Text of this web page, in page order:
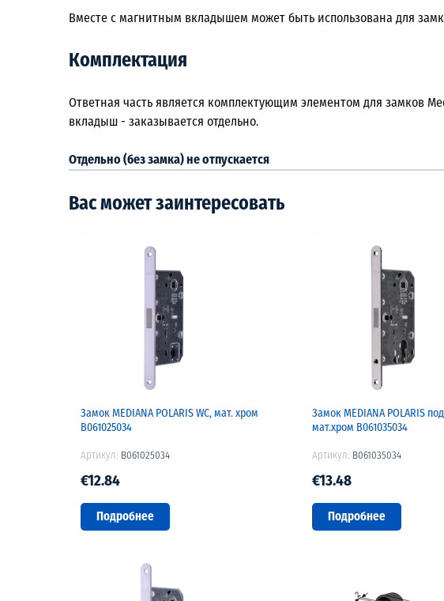
Вместе с магнитным вкладышем может быть использована для
Комплектация
Ответная часть является комплектующим элементом для замков
вкладыш - заказывается отдельно.
Отдельно (без замка) не отпускается
Вас может заинтересовать
Замок MEDIANA POLARIS WC, мат. хром
В061025034
Артикул: B061025034
€12.84
Подробнее
Замок MEDIANA POLARIS
мат.хром В061035034
Артикул: B061035034
€13.48
Подробнее